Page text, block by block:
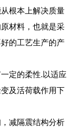
根本上解决质量
材料，也就是采
的工艺生产的产
定的柔性.以适应
及活荷载作用下
减隔震结构分析